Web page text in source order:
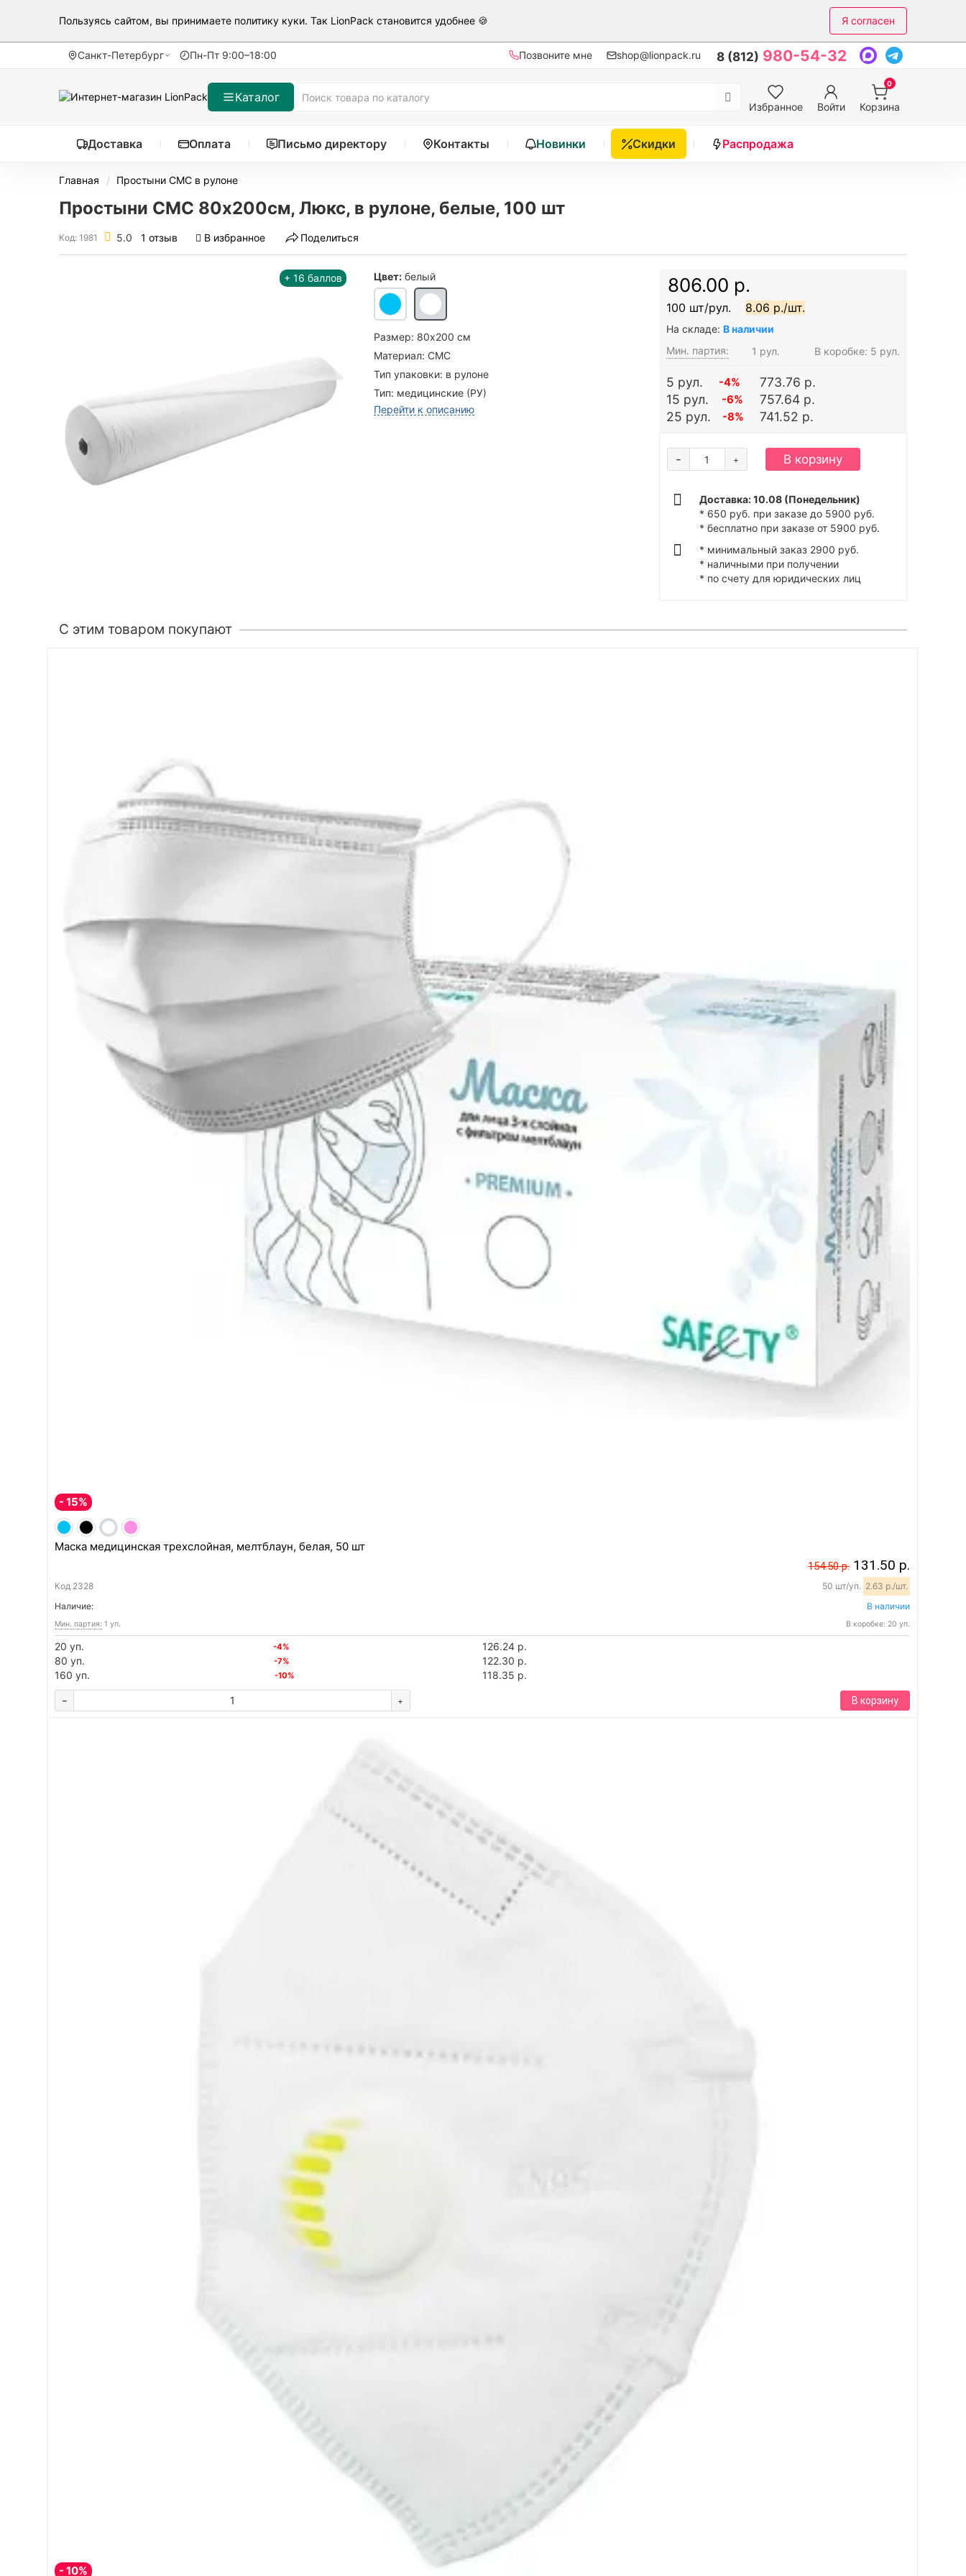
Пользуясь сайтом, вы принимаете политику куки. Так LionPack становится удобнее 🍪 Я согласен
Санкт-Петербург Пн-Пт 9:00–18:00 Позвоните мне shop@lionpack.ru 8 (812) 980-54-32
Каталог
Избранное Войти
0
Корзина
Доставка Оплата Письмо директору Контакты Новинки Скидки Распродажа
Главная Простыни СМС в рулоне
Простыни СМС 80х200см, Люкс, в рулоне, белые, 100 шт
Код: 1981 5.0 1 отзыв В избранное Поделиться
+ 16 баллов Цвет: белый
Размер: 80х200 см
Материал: СМС
Тип упаковки: в рулоне
Тип: медицинские (РУ)
Перейти к описанию
806.00 р.
100 шт/рул. 8.06 р./шт.
На складе: В наличии
Мин. партия:
1 рул. В коробке: 5 рул.
5 рул. -4%
773.76 р.
15 рул.
-6%
757.64 р.
25 рул.
-8% 741.52 р.
+
- В корзину
Доставка: 10.08 (Понедельник)
* 650 руб. при заказе до 5900 руб.
* бесплатно при заказе от 5900 руб.
* минимальный заказ 2900 руб.
* наличными при получении
* по счету для юридических лиц
C этим товаром покупают
- 15%
Маска медицинская трехслойная, мелтблаун, белая, 50 шт
154.50 р. 131.50 р.
Код 2328 50 шт/уп. 2.63 р./шт.
Наличие:
В наличии
Мин. партия: 1 уп. В коробке: 20 уп.
20 уп. -4%
126.24 р.
80 уп.
-7%
122.30 р.
160 уп.
-10% 118.35 р.
+
- В корзину
- 10%